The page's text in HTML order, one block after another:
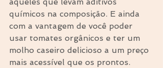
químicos na composição. E ainda
com a vantagem de você poder
usar tomates orgânicos e ter um
molho caseiro delicioso a um preço
mais acessível que os prontos.